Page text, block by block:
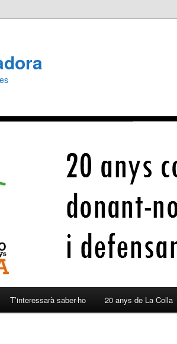
T’interessarà saber-ho 20 anys de La Colla